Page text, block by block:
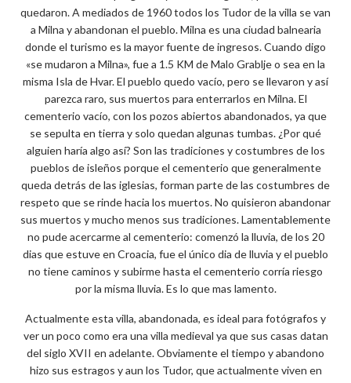
quedaron. A mediados de 1960 todos los Tudor de la villa se van
a Milna y abandonan el pueblo. Milna es una ciudad balnearia
donde el turismo es la mayor fuente de ingresos. Cuando digo
«se mudaron a Milna», fue a 1.5 KM de Malo Grablje o sea en la
misma Isla de Hvar. El pueblo quedo vacío, pero se llevaron y así
parezca raro, sus muertos para enterrarlos en Milna. El
cementerio vacío, con los pozos abiertos abandonados, ya que
se sepulta en tierra y solo quedan algunas tumbas. ¿Por qué
alguien haría algo así? Son las tradiciones y costumbres de los
pueblos de isleños porque el cementerio que generalmente
queda detrás de las iglesias, forman parte de las costumbres de
respeto que se rinde hacia los muertos. No quisieron abandonar
sus muertos y mucho menos sus tradiciones. Lamentablemente
no pude acercarme al cementerio: comenzó la lluvia, de los 20
dias que estuve en Croacia, fue el único dia de lluvia y el pueblo
no tiene caminos y subirme hasta el cementerio corría riesgo
por la misma lluvia. Es lo que mas lamento.
Actualmente esta villa, abandonada, es ideal para fotógrafos y
ver un poco como era una villa medieval ya que sus casas datan
del siglo XVII en adelante. Obviamente el tiempo y abandono
hizo sus estragos y aun los Tudor, que actualmente viven en